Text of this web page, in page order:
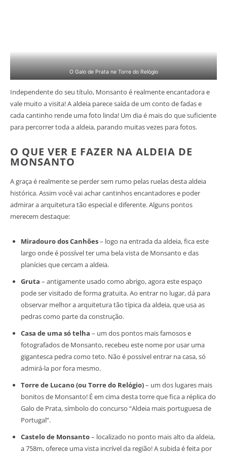
O Galo de Prata ne Torre do Relógio
Independente do seu título, Monsanto é realmente encantadora e
vale muito a visita! A aldeia parece saída de um conto de fadas e
cada cantinho rende uma foto linda! Um dia é mais do que suficiente
para percorrer toda a aldeia, parando muitas vezes para fotos.
O QUE VER E FAZER NA ALDEIA DE
MONSANTO
A graça é realmente se perder sem rumo pelas ruelas desta aldeia
histórica. Assim você vai achar cantinhos encantadores e poder
admirar a arquitetura tão especial e diferente. Alguns pontos
merecem destaque:
Miradouro dos Canhões– logo na entrada da aldeia, fica este
largo onde é possível ter uma bela vista de Monsanto e das
planícies que cercam a aldeia.
Gruta – antigamente usado como abrigo, agora este espaço
pode ser visitado de forma gratuita. Ao entrar no lugar, dá para
observar melhor a arquitetura tão típica da aldeia, que usa as
pedras como parte da construção.
Casa de uma só telha – um dos pontos mais famosos e
fotografados de Monsanto, recebeu este nome por usar uma
gigantesca pedra como teto. Não é possível entrar na casa, só
admirá-la por fora mesmo.
Torre de Lucano (ou Torre do Relógio)– um dos lugares mais
bonitos de Monsanto! É em cima desta torre que fica a réplica do
Galo de Prata, símbolo do concurso “Aldeia mais portuguesa de
Portugal”.
Castelo de Monsanto– localizado no ponto mais alto da aldeia,
a 758m, oferece uma vista incrível da região! A subida é feita por